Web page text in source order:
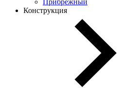
Конструкция